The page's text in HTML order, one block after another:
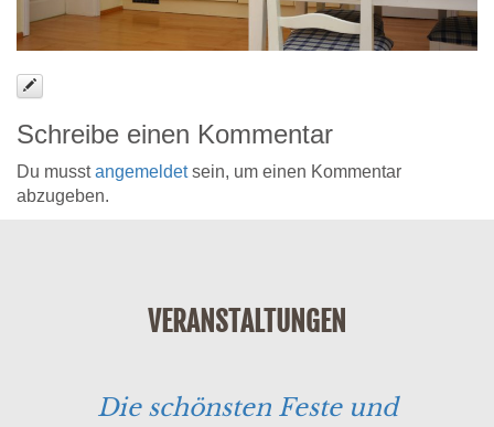
Schreibe einen Kommentar
Du musstangemeldetsein, um einen Kommentar
abzugeben.
VERANSTALTUNGEN
Die schönsten Feste und